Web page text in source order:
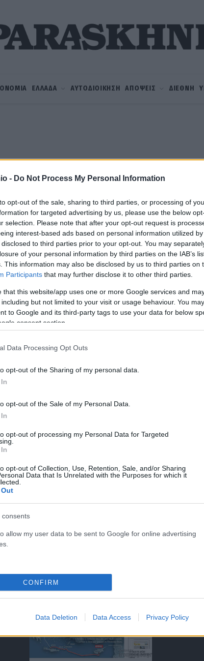
- Do Not Process My Personal Information
opt-out of the sale, sharing to third parties, or processing of
for targeted advertising by us, please use the below
selection. Please note that after your opt-out request is
interest-based ads based on personal information utilized
to third parties prior to your opt-out. You may
of your personal information by third parties on the IAB’s
This information may also be disclosed by us to third parties on
Participants that may further disclose it to other third parties.
that this website/app uses one or more Google services and
but not limited to your visit or usage behaviour. You
to Google and its third-party tags to use your data for below
consent section.
Data Processing Opt Outs
opt-out of the Sharing of my personal data.
opt-out of the Sale of my Personal Data.
opt-out of processing my Personal Data for Targeted
opt-out of Collection, Use, Retention, Sale, and/or Sharing
Data that Is Unrelated with the Purposes for which it
consents
allow my user data to be sent to Google for online advertising
CONFIRM
Data Deletion Data Access Privacy Policy
ΕΛΛΑΔΑ ΑΥΤΟΔΙΟΙΚΗΣΗ ΑΠΟΨΕΙΣ ΔΙΕΘΝΗ